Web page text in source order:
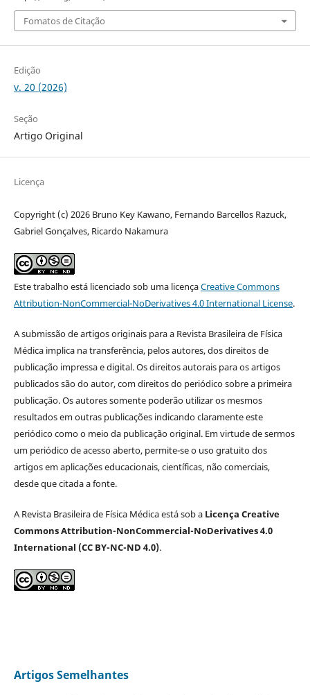
Fomatos de Citação
Edição
v. 20 (2026)
Seção
Artigo Original
Licença
Copyright (c) 2026 Bruno Key Kawano, Fernando Barcellos Razuck,
Gabriel Gonçalves, Ricardo Nakamura
Este trabalho está licenciado sob uma licençaCreative Commons
Attribution-NonCommercial-NoDerivatives 4.0 International License.
A submissão de artigos originais para a Revista Brasileira de Física
Médica implica na transferência, pelos autores, dos direitos de
publicação impressa e digital. Os direitos autorais para os artigos
publicados são do autor, com direitos do periódico sobre a primeira
publicação. Os autores somente poderão utilizar os mesmos
resultados em outras publicações indicando claramente este
periódico como o meio da publicação original. Em virtude de sermos
um periódico de acesso aberto, permite-se o uso gratuito dos
artigos em aplicações educacionais, científicas, não comerciais,
desde que citada a fonte.
A Revista Brasileira de Física Médica está sob a Licença Creative
Commons Attribution-NonCommercial-NoDerivatives 4.0
International (CC BY-NC-ND 4.0).
Artigos Semelhantes